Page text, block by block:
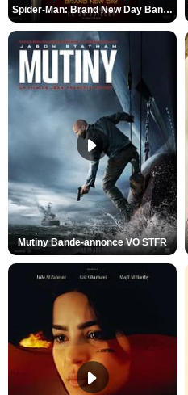
Spider-Man: Brand New Day Bande-annonce VO STFR
Mutiny Bande-annonce VO STFR